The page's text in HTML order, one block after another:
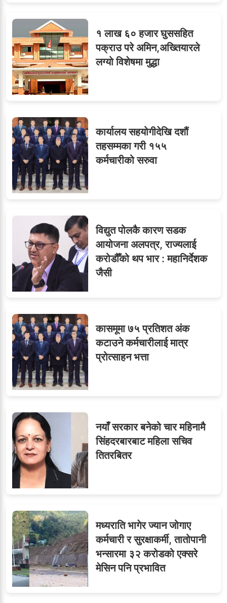
९ओएनएमका नाममा अत्याचार :
सब–इन्जिनियरहरुको गम्भीर
ध्यानाकर्षण
१ लाख ६० हजार घुससहित
पक्राउ परे अमिन,अख्तियारले
लग्यो विशेषमा मुद्धा
कार्यालय सहयोगीदेखि दशौं
तहसम्मका गरी १५५
कर्मचारीको सरुवा
विद्युत पोलकै कारण सडक
आयोजना अलपत्र, राज्यलाई
करोडौँको थप भार : महानिर्देशक
जैसी
कासमूमा ७५ प्रतिशत अंक
कटाउने कर्मचारीलाई मात्र
प्रोत्साहन भत्ता
नयाँ सरकार बनेको चार महिनामै
सिंहदरबारबाट महिला सचिव
तितरबितर
मध्यराति भागेर ज्यान जोगाए
कर्मचारी र सुरक्षाकर्मी, तातोपानी
भन्सारमा ३२ करोडको एक्सरे
मेसिन पनि प्रभावित